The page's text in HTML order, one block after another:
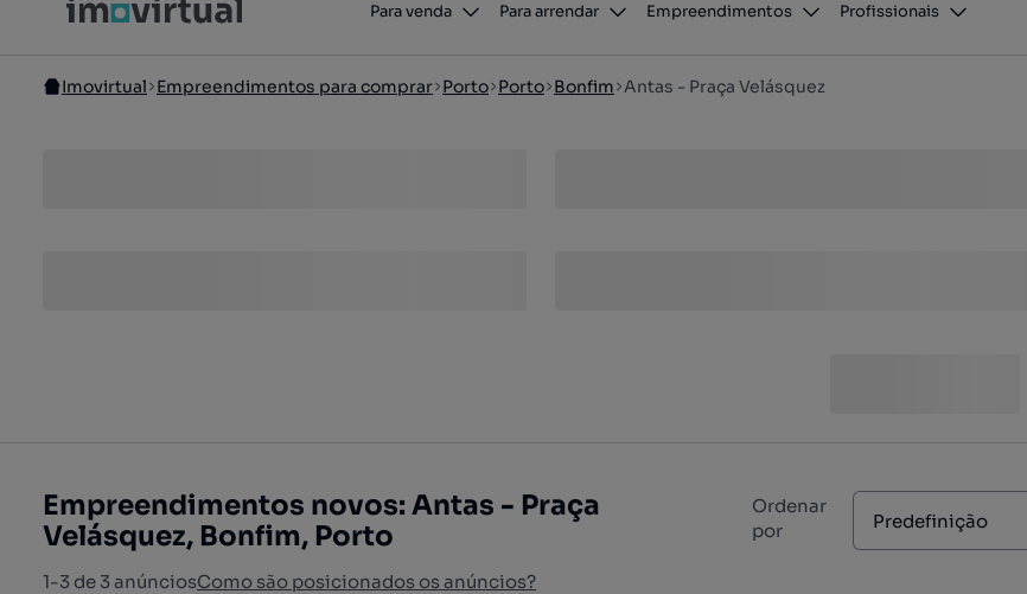
Para venda Para arrendar Empreendimentos Profissionais
Imovirtual Empreendimentos para comprar Porto Porto Bonfim Antas - Praça Velásquez
Empreendimentos novos: Antas - Praça
Velásquez, Bonfim, Porto
1-3 de 3 anúnciosComo são posicionados os anúncios?
Ordenar
por
Predefinição